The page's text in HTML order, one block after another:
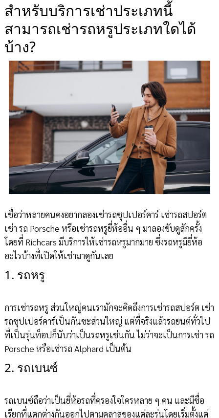
สำหรับบริการเช่าประเภทนี้
สามารถเช่ารถหรูประเภทใดได้
บ้าง?
เชื่อว่าหลายคนคงอยากลองเช่ารถซุปเปอร์คาร์ เช่ารถสปอร์ต
เช่า รถ Porsche หรือเช่ารถหรูยี่ห้ออื่น ๆ มาลองขับดูสักครั้ง
โดยที่ Richcars มีบริการให้เช่ารถหรูมากมาย ซึ่งรถหรูมียี่ห้อ
อะไรบ้างที่เปิดให้เช่ามาดูกันเลย
1. รถหรู
การเช่ารถหรู ส่วนใหญ่คนเรามักจะคิดถึงการเช่ารถสปอร์ต เช่า
รถซุปเปอร์คาร์เป็นกันซะส่วนใหญ่ แต่ที่จริงแล้วรถยนต์ทั่วไป
ที่เป็นรุ่นท็อปก็นับว่าเป็นรถหรูเช่นกัน ไม่ว่าจะเป็นการเช่า รถ
Porsche หรือเช่ารถ Alphard เป็นต้น
2. รถเบนซ์
รถเบนซ์ถือว่าเป็นยี่ห้อรถที่ครองใจใครหลาย ๆ คน และมีชื่อ
เรียกที่แตกต่างกันออกไปตามคลาสของแต่ละรุ่นโดยเริ่มตั้งแต่